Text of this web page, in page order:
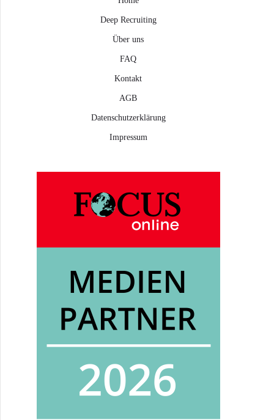
Deep Recruiting
Über uns
FAQ
Kontakt
AGB
Datenschutzerklärung
Impressum